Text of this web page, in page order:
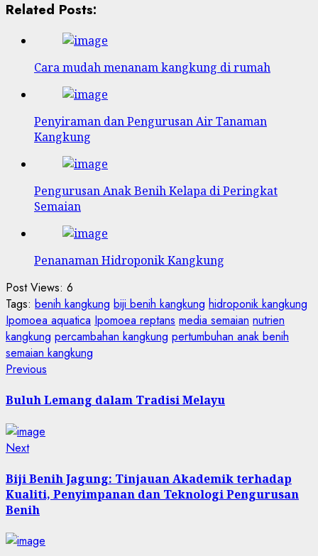
Related Posts:
Cara mudah menanam kangkung di rumah
Penyiraman dan Pengurusan Air Tanaman
Kangkung
Pengurusan Anak Benih Kelapa di Peringkat
Semaian
Penanaman Hidroponik Kangkung
Post Views: 6
Tags: benih kangkung biji benih kangkung hidroponik kangkung
Ipomoea aquatica Ipomoea reptans media semaian nutrien
kangkung percambahan kangkung pertumbuhan anak benih
semaian kangkung
Post
navigation
Previous
Buluh Lemang dalam Tradisi Melayu
NextNext
Biji Benih Jagung: Tinjauan Akademik terhadap
Kualiti, Penyimpanan dan Teknologi Pengurusan
Benih